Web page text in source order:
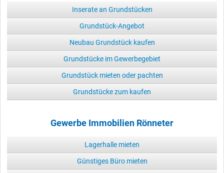
Inserate an Grundstücken
Grundstück-Angebot
Neubau Grundstück kaufen
Grundstücke im Gewerbegebiet
Grundstück mieten oder pachten
Grundstücke zum kaufen
Gewerbe Immobilien Rönneter
Lagerhalle mieten
Günstiges Büro mieten